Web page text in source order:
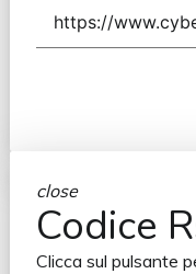
close
Codice
Clicca sul pulsante